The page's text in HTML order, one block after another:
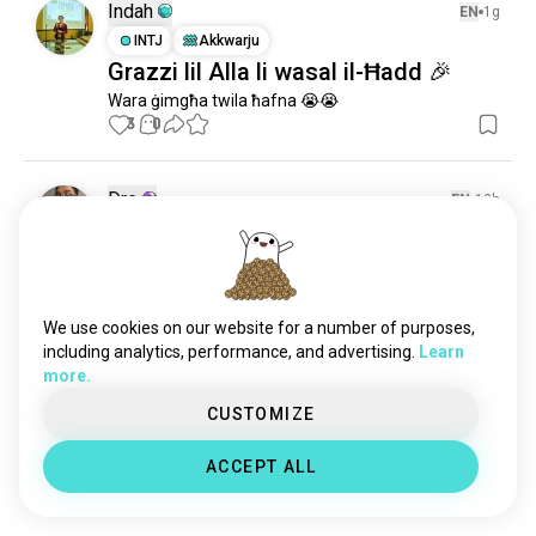
Indah EN 1g
INTJ
Akkwarju
Grazzi lil Alla li wasal il-Ħadd 🎉
Wara ġimgħa twila ħafna 😭😭
3 0
Dre EN 12h
Saġittarju
Il-Ġimgħa KOLLHA.
Eia EN
Jum Produktiv
Min ieħor hu fil-limita li jirtira mill-impjiegi tagħhom?
8 4
We use cookies on our website for a number of purposes,
including analytics, performance, and advertising.
Learn
more.
CUSTOMIZE
ACCEPT ALL